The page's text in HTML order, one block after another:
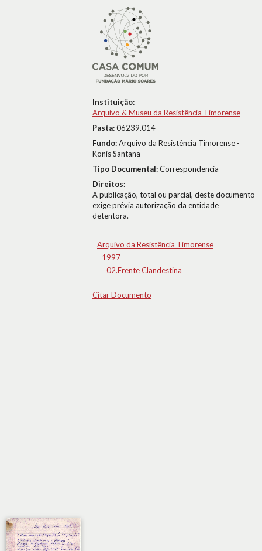
Instituição:
Arquivo & Museu da Resistência Timorense
Pasta:06239.014
Fundo:Arquivo da Resistência Timorense -
Konis Santana
Tipo Documental:Correspondencia
Direitos:
A publicação, total ou parcial, deste documento
exige prévia autorização da entidade
detentora.
Arquivo da Resistência Timorense
1997
02.Frente Clandestina
Citar Documento